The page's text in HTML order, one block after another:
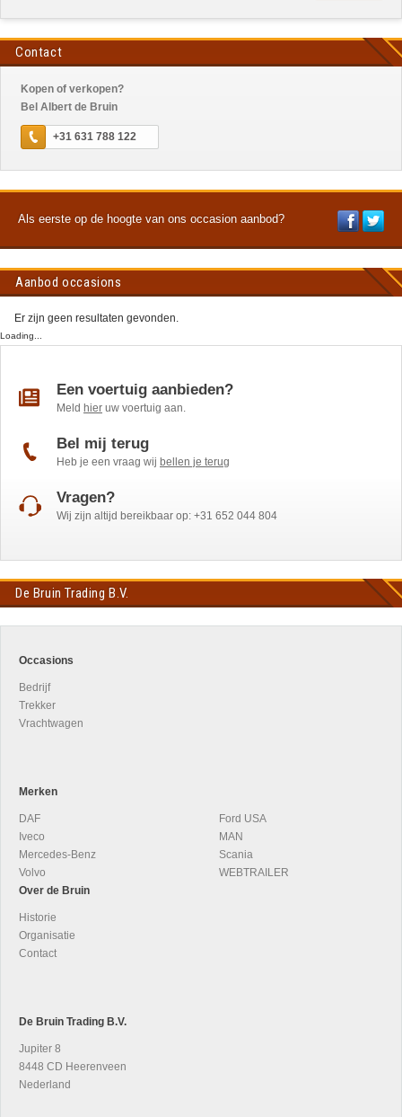
Contact
Kopen of verkopen?
Bel Albert de Bruin
+31 631 788 122
Als eerste op de hoogte van ons occasion aanbod?
Aanbod occasions
Er zijn geen resultaten gevonden.
Loading...
Een voertuig aanbieden?
Meld hier uw voertuig aan.
Bel mij terug
Heb je een vraag wij bellen je terug
Vragen?
Wij zijn altijd bereikbaar op: +31 652 044 804
De Bruin Trading B.V.
Occasions
Bedrijf
Trekker
Vrachtwagen
Merken
DAF
Iveco
Mercedes-Benz
Volvo
Ford USA
MAN
Scania
WEBTRAILER
Over de Bruin
Historie
Organisatie
Contact
De Bruin Trading B.V.
Jupiter 8
8448 CD Heerenveen
Nederland